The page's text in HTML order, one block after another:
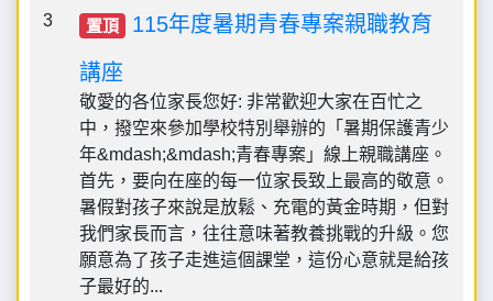
3 置頂
115年度暑期青春專案親職教育
講座
敬愛的各位家長您好: 非常歡迎大家在百忙之
中，撥空來參加學校特別舉辦的「暑期保護青少
年&mdash;&mdash;青春專案」線上親職講座。
首先，要向在座的每一位家長致上最高的敬意。
暑假對孩子來說是放鬆、充電的黃金時期，但對
我們家長而言，往往意味著教養挑戰的升級。您
願意為了孩子走進這個課堂，這份心意就是給孩
子最好的...